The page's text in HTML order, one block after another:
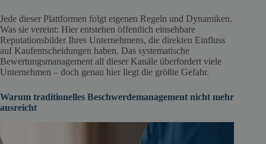
Jede dieser Plattformen folgt eigenen Regeln und Dynamiken.
Was sie vereint: Hier entstehen öffentlich einsehbare
Reputationsbilder Ihres Unternehmens, die direkten Einfluss
auf Kaufentscheidungen haben. Das systematische
Bewertungsmanagement all dieser Kanäle überfordert viele
Unternehmen – doch genau hier liegt die größte Gefahr.
Warum traditionelles Beschwerdemanagement nicht mehr
ausreicht